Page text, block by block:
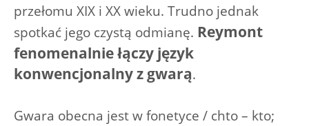
przełomu XIX i XX wieku. Trudno jednak
spotkać jego czystą odmianę. Reymont
fenomenalnie łączy język
konwencjonalny z gwarą.
Gwara obecna jest w fonetyce / chto – kto;